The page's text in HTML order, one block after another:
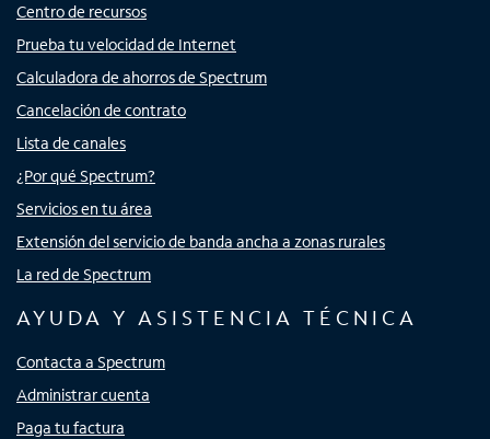
Centro de recursos
Prueba tu velocidad de Internet
Calculadora de ahorros de Spectrum
Cancelación de contrato
Lista de canales
¿Por qué Spectrum?
Servicios en tu área
Extensión del servicio de banda ancha a zonas rurales
La red de Spectrum
AYUDA Y ASISTENCIA TÉCNICA
Contacta a Spectrum
Administrar cuenta
Paga tu factura